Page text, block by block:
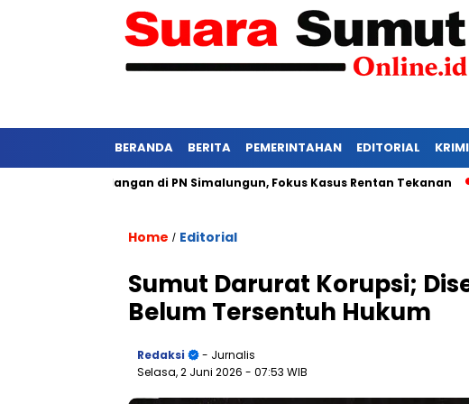
BERANDA BERITA PEMERINTAHAN EDITORIAL
di PN Simalungun, Fokus Kasus Rentan Tekanan Awas
Home / Editorial
Sumut Darurat Korupsi;
Belum Tersentuh Hukum
Redaksi
- Jurnalis
Selasa, 2 Juni 2026 - 07:53 WIB